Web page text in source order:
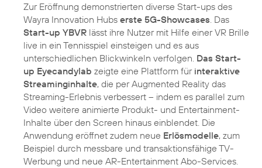
Zur Eröffnung demonstrierten diverse Start-ups des
Wayra Innovation Hubs erste 5G-Showcases. Das
Start-up YBVR lässt ihre Nutzer mit Hilfe einer VR Brille
live in ein Tennisspiel einsteigen und es aus
unterschiedlichen Blickwinkeln verfolgen. Das Start-
up Eyecandylab zeigte eine Plattform für interaktive
Streaminginhalte, die per Augmented Reality das
Streaming-Erlebnis verbessert – indem es parallel zum
Video weitere animierte Produkt- und Entertainment-
Inhalte über den Screen hinaus einblendet. Die
Anwendung eröffnet zudem neue Erlösmodelle, zum
Beispiel durch messbare und transaktionsfähige TV-
Werbung und neue AR-Entertainment Abo-Services.